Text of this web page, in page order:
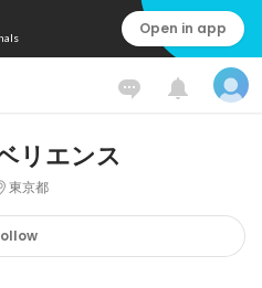
Open in app
リエンス
東京都